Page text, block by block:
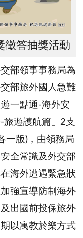
徵答抽獎活動
部領事事務局為
部旅外國人急難
一點通-海外安
旅遊護航篇」2支
一版)，由領務局
全常識及外交部
海外遭遇緊急狀
強宣導防制海外
出國前投保旅外
以寓教於樂方式